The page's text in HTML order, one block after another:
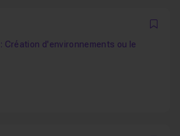
: Création d'environnements ou le